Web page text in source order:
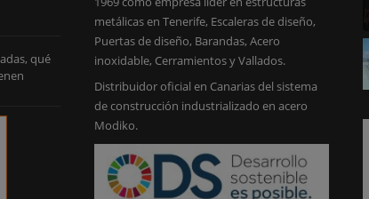
qué
metálicas en Tenerife, Escaleras de diseño,
Puertas de diseño, Barandas, Acero
inoxidable, Cerramientos y Vallados.
Distribuidor oficial en Canarias del sistema
de construcción industrializado en acero
Modiko.